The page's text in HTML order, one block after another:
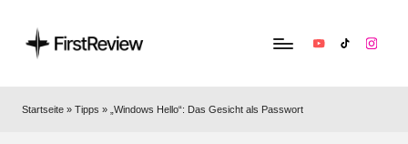
ir
YouTubeTikTok
Startseite » Tipps » „Windows Hello“: Das Gesicht als Passwort